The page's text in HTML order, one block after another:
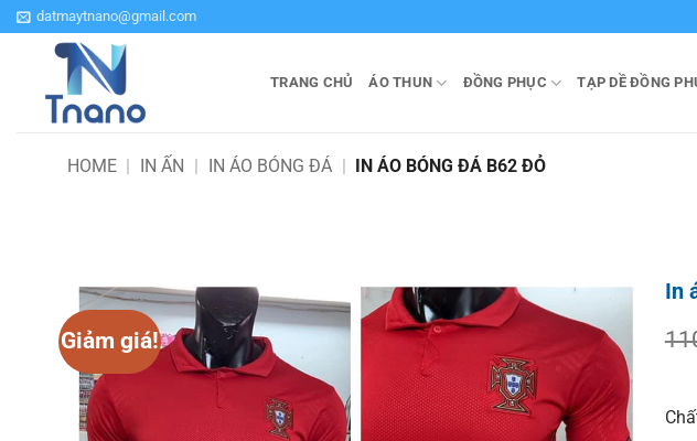
Bỏ
qua
datmaytnano@gmail.com
TRANG CHỦ ÁO THUN ĐỒNG PHỤC TẠP DỀ ĐỒNG
HOME | IN ẤN | IN ÁO BÓNG ĐÁ | IN ÁO BÓNG ĐÁ B62 ĐỎ
Giảm giá!
In